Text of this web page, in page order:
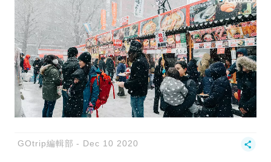
GOtrip編輯部 Dec 10 2020